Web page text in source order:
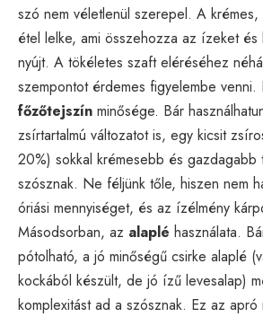
szó nem véletlenül szerepel. A
étel lelke, ami összehozza az ízeket és
nyújt. A tökéletes szaft eléréséhez
szempontot érdemes figyelembe venni.
főzőtejszín minősége. Bár
zsírtartalmú változatot is, egy kicsit
20%) sokkal krémesebb és gazdagabb
szósznak. Ne féljünk tőle, hiszen nem
óriási mennyiséget, és az ízélmény
Másodsorban, az alaplé használata.
pótolható, a jó minőségű csirke alaplé
kockából készült, de jó ízű levesalap)
komplexitást ad a szósznak. Ez az apró